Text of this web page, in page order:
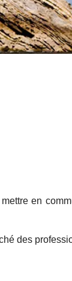
en
des